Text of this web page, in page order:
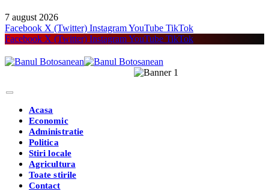
7 august 2026
Facebook X (Twitter) InstagramYouTube TikTok
Facebook X (Twitter) InstagramYouTube TikTok
Acasa
Economic
Administratie
Politica
Stiri locale
Agricultura
Toate stirile
Contact